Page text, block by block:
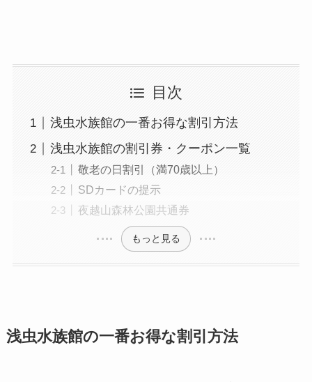
目次
浅虫水族館の一番お得な割引方法
浅虫水族館の割引券・クーポン一覧
敬老の日割引（満70歳以上）
SDカードの提示
夜越山森林公園共通券
もっと見る
浅虫水族館の一番お得な割引方法